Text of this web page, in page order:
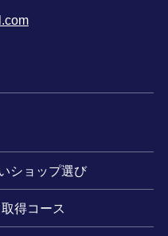
ショップ選び
得コース